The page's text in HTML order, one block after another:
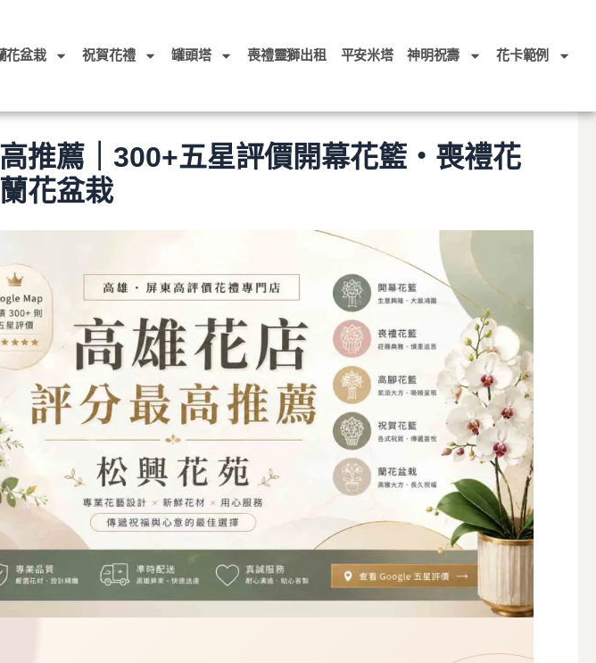
花盆栽 祝賀花禮 罐頭塔 喪禮靈獅出租 平安米塔 神明祝壽 花卡範例
推薦｜300+五星評價開幕花籃・喪禮花
花盆栽